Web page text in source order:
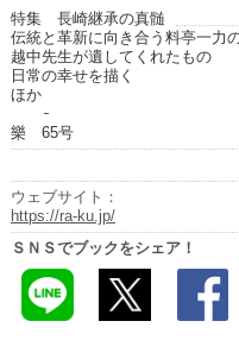
特集 長崎継承の真髄
伝統と革新に向き合う料亭一力
越中先生が遺してくれたもの
日常の幸せを描く
ほか
樂 65号
ウェブサイト：
https://ra-ku.jp/
ＳＮＳでブックをシェア！
はじめてご利用される方へ
コンテンツ
明治日本の産業革命遺産
長崎と天草地方の潜伏キ
関連遺産
大学・専門学校ナビ
ハイスクールナビ